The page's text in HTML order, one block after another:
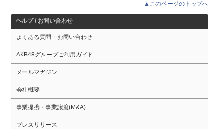
▲このページのトップへ
ヘルプ / お問い合わせ
よくある質問・お問い合わせ
AKB48グループご利用ガイド
メールマガジン
会社概要
事業提携・事業譲渡(M&A)
プレスリリース